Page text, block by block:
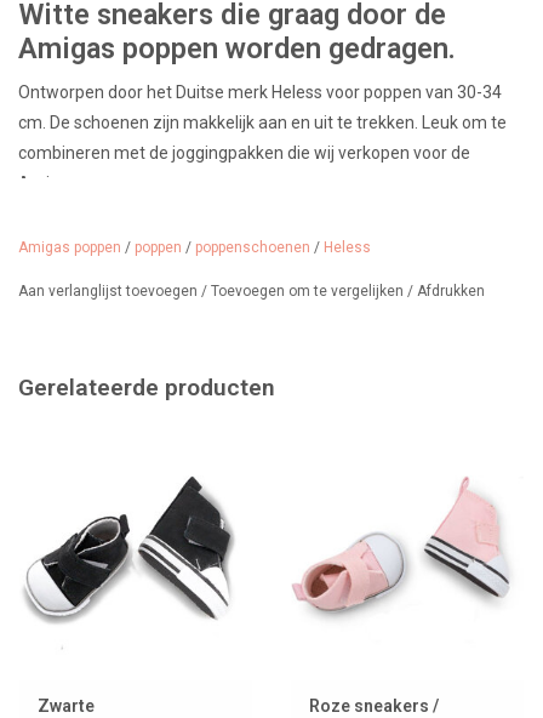
Witte sneakers die graag door de
Amigas poppen worden gedragen.
Ontworpen door het Duitse merk Heless voor poppen van 30-34
cm. De schoenen zijn makkelijk aan en uit te trekken. Leuk om te
combineren met de joggingpakken die wij verkopen voor de
Amigas poppen.
Amigas poppen / poppen / poppenschoenen / Heless
Aan verlanglijst toevoegen / Toevoegen om te vergelijken / Afdrukken
Gerelateerde producten
Zwarte
Roze sneakers /